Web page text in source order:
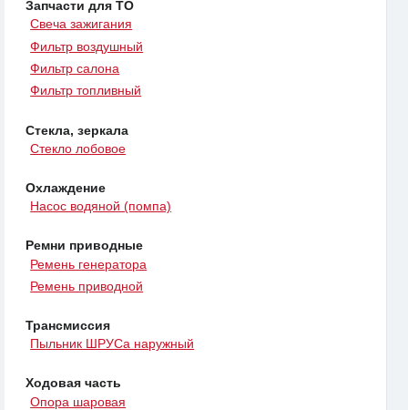
Запчасти для ТО
Свеча зажигания
Фильтр воздушный
Фильтр салона
Фильтр топливный
Стекла, зеркала
Стекло лобовое
Охлаждение
Насос водяной (помпа)
Ремни приводные
Ремень генератора
Ремень приводной
Трансмиссия
Пыльник ШРУСа наружный
Ходовая часть
Опора шаровая